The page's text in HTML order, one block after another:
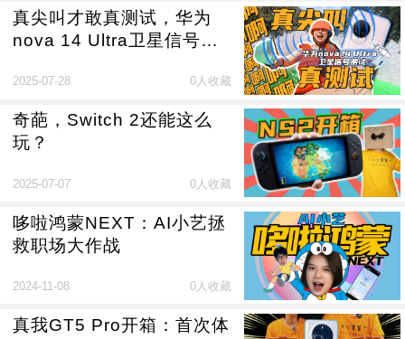
真尖叫才敢真测试，华为
nova 14 Ultra卫星信号测
2025-07-28 0人收藏
奇葩，Switch 2还能这么
玩？
2025-07-07 0人收藏
哆啦鸿蒙NEXT：AI小艺拯
救职场大作战
2024-11-08 0人收藏
真我GT5 Pro开箱：首次体